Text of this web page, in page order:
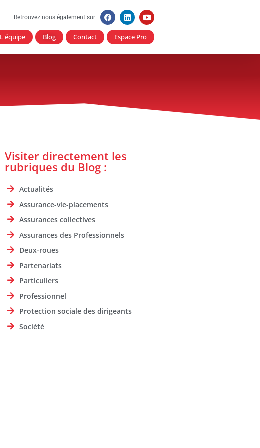
Retrouvez nous également sur
L'équipe Blog Contact Espace Pro
Visiter directement les
rubriques du Blog :
Actualités
Assurance-vie-placements
Assurances collectives
Assurances des Professionnels
Deux-roues
Partenariats
Particuliers
Professionnel
Protection sociale des dirigeants
Société